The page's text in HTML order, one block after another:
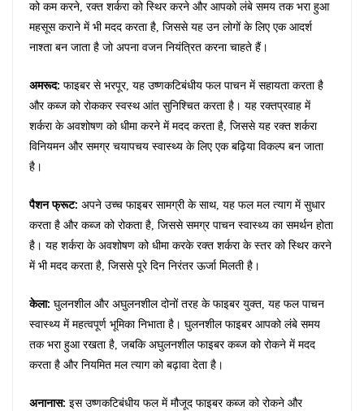
को कम करने, रक्त शर्करा को स्थिर करने और आपको लंबे समय तक भरा हुआ
महसूस कराने में भी मदद करता है, जिससे यह उन लोगों के लिए एक आदर्श
नाश्ता बन जाता है जो अपना वजन नियंत्रित करना चाहते हैं।
अमरूद: फाइबर से भरपूर, यह उष्णकटिबंधीय फल पाचन में सहायता करता है
और कब्ज को रोककर स्वस्थ आंत सुनिश्चित करता है। यह रक्तप्रवाह में
शर्करा के अवशोषण को धीमा करने में मदद करता है, जिससे यह रक्त शर्करा
विनियमन और समग्र चयापचय स्वास्थ्य के लिए एक बढ़िया विकल्प बन जाता
है।
पैशन फ्रूट: अपने उच्च फाइबर सामग्री के साथ, यह फल मल त्याग में सुधार
करता है और कब्ज को रोकता है, जिससे समग्र पाचन स्वास्थ्य का समर्थन होता
है। यह शर्करा के अवशोषण को धीमा करके रक्त शर्करा के स्तर को स्थिर करने
में भी मदद करता है, जिससे पूरे दिन निरंतर ऊर्जा मिलती है।
केला: घुलनशील और अघुलनशील दोनों तरह के फाइबर युक्त, यह फल पाचन
स्वास्थ्य में महत्वपूर्ण भूमिका निभाता है। घुलनशील फाइबर आपको लंबे समय
तक भरा हुआ रखता है, जबकि अघुलनशील फाइबर कब्ज को रोकने में मदद
करता है और नियमित मल त्याग को बढ़ावा देता है।
अनानास: इस उष्णकटिबंधीय फल में मौजूद फाइबर कब्ज को रोकने और